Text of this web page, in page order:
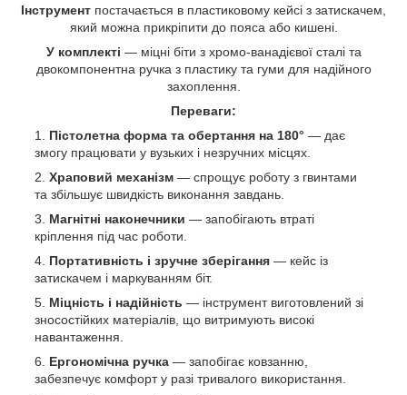
Інструмент постачається в пластиковому кейсі з затискачем,
який можна прикріпити до пояса або кишені.
У комплекті — міцні біти з хромо-ванадієвої сталі та
двокомпонентна ручка з пластику та гуми для надійного
захоплення.
Переваги:
Пістолетна форма та обертання на 180° — дає
змогу працювати у вузьких і незручних місцях.
Храповий механізм — спрощує роботу з гвинтами
та збільшує швидкість виконання завдань.
Магнітні наконечники — запобігають втраті
кріплення під час роботи.
Портативність і зручне зберігання — кейс із
затискачем і маркуванням біт.
Міцність і надійність — інструмент виготовлений зі
зносостійких матеріалів, що витримують високі
навантаження.
Ергономічна ручка — запобігає ковзанню,
забезпечує комфорт у разі тривалого використання.